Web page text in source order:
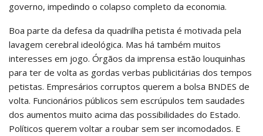
governo, impedindo o colapso completo da economia.
Boa parte da defesa da quadrilha petista é motivada pela
lavagem cerebral ideológica. Mas há também muitos
interesses em jogo. Órgãos da imprensa estão louquinhas
para ter de volta as gordas verbas publicitárias dos tempos
petistas. Empresários corruptos querem a bolsa BNDES de
volta. Funcionários públicos sem escrúpulos tem saudades
dos aumentos muito acima das possibilidades do Estado.
Políticos querem voltar a roubar sem ser incomodados. E